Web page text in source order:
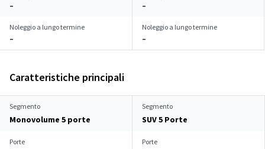
–
–
Noleggio a lungo termine
–
Noleggio a lungo termine
–
Caratteristiche principali
Segmento
Monovolume 5 porte
Segmento
SUV 5 Porte
Porte Porte